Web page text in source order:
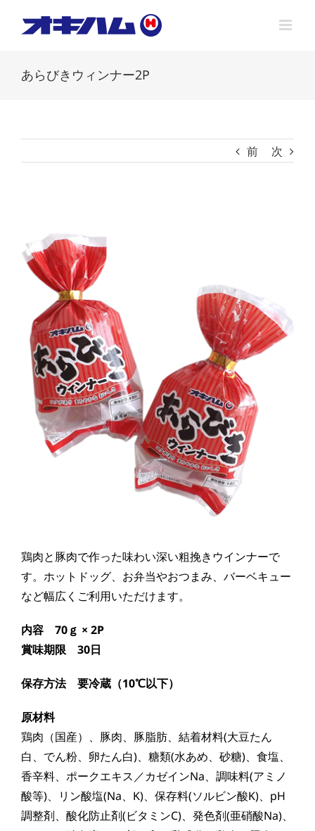
あらびきウィンナー2P
前 次
鶏肉と豚肉で作った味わい深い粗挽きウインナーで
す。ホットドッグ、お弁当やおつまみ、バーベキュー
など幅広くご利用いただけます。
内容 70ｇ × 2P
賞味期限 30日
保存方法 要冷蔵（10℃以下）
原材料
鶏肉（国産）、豚肉、豚脂肪、結着材料(大豆たん
白、でん粉、卵たん白)、糖類(水あめ、砂糖)、食塩、
香辛料、ポークエキス／カゼインNa、調味料(アミノ
酸等)、リン酸塩(Na、K)、保存料(ソルビン酸K)、pH
調整剤、酸化防止剤(ビタミンC)、発色剤(亜硝酸Na)、